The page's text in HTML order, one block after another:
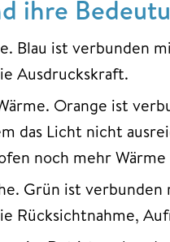
ihre
Blau ist verbunden
Ausdruckskraft.
Orange ist
das Licht nicht
noch mehr
Grün ist
Rücksichtnahme,